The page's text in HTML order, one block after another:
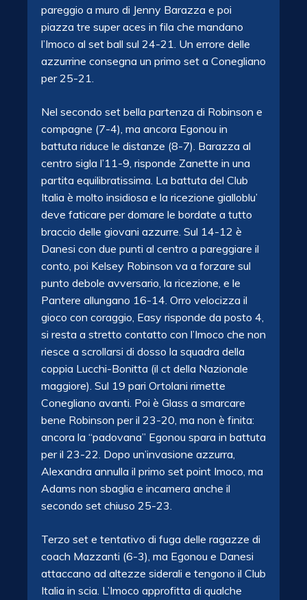
pareggio a muro di Jenny Barazza e poi
piazza tre super aces in fila che mandano
l’Imoco al set ball sul 24-21. Un errore delle
azzurrine consegna un primo set a Conegliano
per 25-21.
Nel secondo set bella partenza di Robinson e
compagne (7-4), ma ancora Egonou in
battuta riduce le distanze (8-7). Barazza al
centro sigla l’11-9, risponde Zanette in una
partita equilibratissima. La battuta del Club
Italia è molto insidiosa e la ricezione gialloblu’
deve faticare per domare le bordate a tutto
braccio delle giovani azzurre. Sul 14-12 è
Danesi con due punti al centro a pareggiare il
conto, poi Kelsey Robinson va a forzare sul
punto debole avversario, la ricezione, e le
Pantere allungano 16-14. Orro velocizza il
gioco con coraggio, Easy risponde da posto 4,
si resta a stretto contatto con l’Imoco che non
riesce a scrollarsi di dosso la squadra della
coppia Lucchi-Bonitta (il ct della Nazionale
maggiore). Sul 19 pari Ortolani rimette
Conegliano avanti. Poi è Glass a smarcare
bene Robinson per il 23-20, ma non è finita:
ancora la “padovana” Egonou spara in battuta
per il 23-22. Dopo un’invasione azzurra,
Alexandra annulla il primo set point Imoco, ma
Adams non sbaglia e incamera anche il
secondo set chiuso 25-23.
Terzo set e tentativo di fuga delle ragazze di
coach Mazzanti (6-3), ma Egonou e Danesi
attaccano ad altezze siderali e tengono il Club
Italia in scia. L’Imoco approfitta di qualche